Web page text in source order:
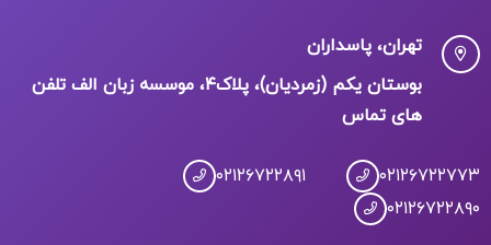
تهران، پاسداران
بوستان یکم (زمردیان)، پلاک۴، موسسه زبان الف تلفن
های تماس
۰۲۱۲۶۷۲۲۷۷۳
۰۲۱۲۶۷۲۲۸۹۱
۰۲۱۲۶۷۲۲۸۹۰